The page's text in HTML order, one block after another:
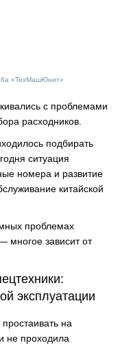
«ТехМашЮнит»
с проблемами
расходников.
подбирать
ситуация
номера и развитие
китайской
проблемах
многое зависит от
эксплуатации
на
не проходила